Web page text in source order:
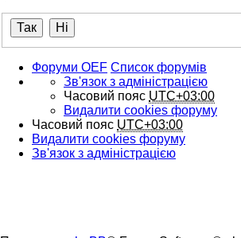
Форуми OEF Список форумів
Зв'язок з адміністрацією
Часовий пояс UTC+03:00
Видалити cookies форуму
Часовий пояс UTC+03:00
Видалити cookies форуму
Зв'язок з адміністрацією